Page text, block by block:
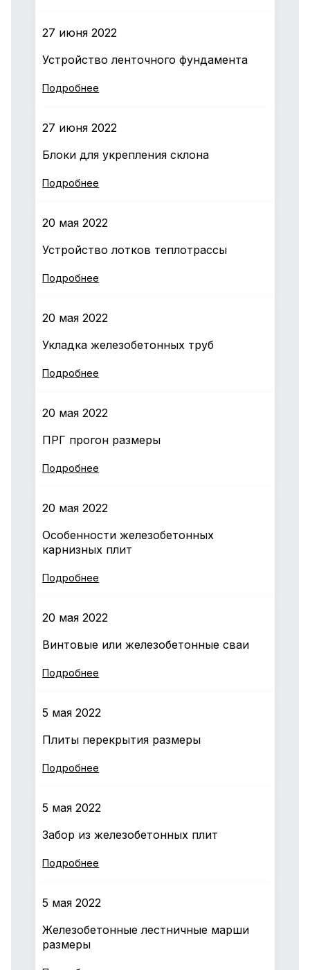
27 июня 2022
Устройство ленточного фундамента
Подробнее
27 июня 2022
Блоки для укрепления склона
Подробнее
20 мая 2022
Устройство лотков теплотрассы
Подробнее
20 мая 2022
Укладка железобетонных труб
Подробнее
20 мая 2022
ПРГ прогон размеры
Подробнее
20 мая 2022
Особенности железобетонных
карнизных плит
Подробнее
20 мая 2022
Винтовые или железобетонные сваи
Подробнее
5 мая 2022
Плиты перекрытия размеры
Подробнее
5 мая 2022
Забор из железобетонных плит
Подробнее
5 мая 2022
Железобетонные лестничные марши
размеры